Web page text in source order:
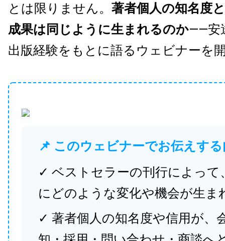
とは限りません。 著者個人の知名度
成果は同じように生まれるのか——安
出版経験をもとに語るウェビナーを
📌 このウェビナーでお伝えす
✓ ベストセラーの刊行によって
にどのような変化や機会が生ま
✓ 著者個人の知名度や信用が、